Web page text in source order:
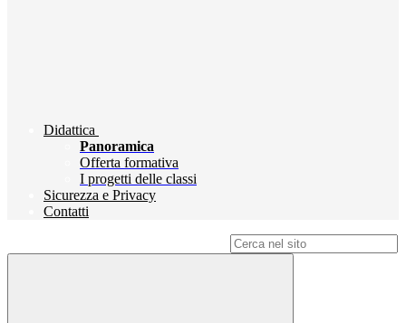
Didattica
Panoramica
Offerta formativa
I progetti delle classi
Sicurezza e Privacy
Contatti